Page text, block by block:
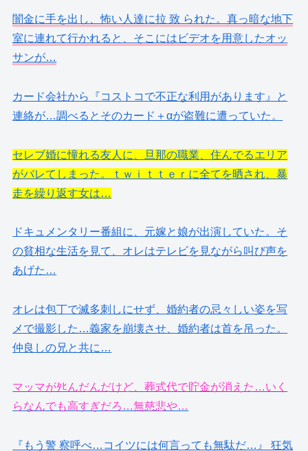
闇金に手を出し、怖い人達に拉 致 られた。真っ暗な地下
室に連れて行かれると、そこにはビデオを用意したオッ
サンが…
カード会社から『コストコで不正な利用があります』と
連絡が…調べるとそのカード＋αが盗難に遭っていた。
セレブ婚に憧れる友人に、旦那の職業、住んでるエリア
がバレてしまった。ｔｗｉｔｔｅｒに全てを晒され、暴
走を繰り返す女は…
ドキュメンタリー番組に、元嫁と娘が出演していた。そ
の貧相な生活を見て、オレはテレビを見ながら叫び声を
あげた…
オレは包丁で滅多刺しにせず、婚約者の忌々しい姿を写
メで撮影した…義家を崩壊させ、婚約者は首を吊った。
仲良しの兄と共に…
マッマがﾀﾋんだんだけど、葬式代で貯金が消えた…いく
らなんでも高すぎだろ…無慈悲や…
『もう警 察呼べ…コイツには何言っても無駄だ…』 狂気